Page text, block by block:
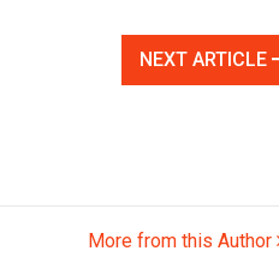
NEXT ARTICLE
More from this Author